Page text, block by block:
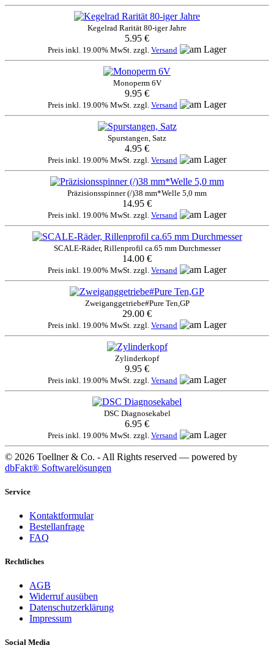
Kegelrad Rarität 80-iger Jahre
5.95 €
Preis inkl. 19.00% MwSt. zzgl. Versand
Monoperm 6V
9.95 €
Preis inkl. 19.00% MwSt. zzgl. Versand
Spurstangen, Satz
4.95 €
Preis inkl. 19.00% MwSt. zzgl. Versand
Präzisionsspinner (/)38 mm*Welle 5,0 mm
14.95 €
Preis inkl. 19.00% MwSt. zzgl. Versand
SCALE-Räder, Rillenprofil ca.65 mm Durchmesser
14.00 €
Preis inkl. 19.00% MwSt. zzgl. Versand
Zweiganggetriebe#Pure Ten,GP
29.00 €
Preis inkl. 19.00% MwSt. zzgl. Versand
Zylinderkopf
9.95 €
Preis inkl. 19.00% MwSt. zzgl. Versand
DSC Diagnosekabel
6.95 €
Preis inkl. 19.00% MwSt. zzgl. Versand
© 2026 Toellner & Co. - All Rights reserved — powered by
dbFakt® Softwarelösungen
Service
Kontaktformular
Bestellanfrage
FAQ
Rechtliches
AGB
Widerruf ausüben
Datenschutzerklärung
Impressum
Social Media